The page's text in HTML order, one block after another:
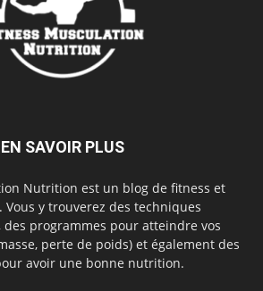
EN SAVOIR PLUS
Nutrition est un blog de fitness et
Vous y trouverez des techniques
programmes pour atteindre vos
perte de poids) et également des
avoir une bonne nutrition.